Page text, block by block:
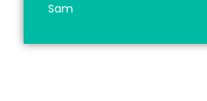
Sam